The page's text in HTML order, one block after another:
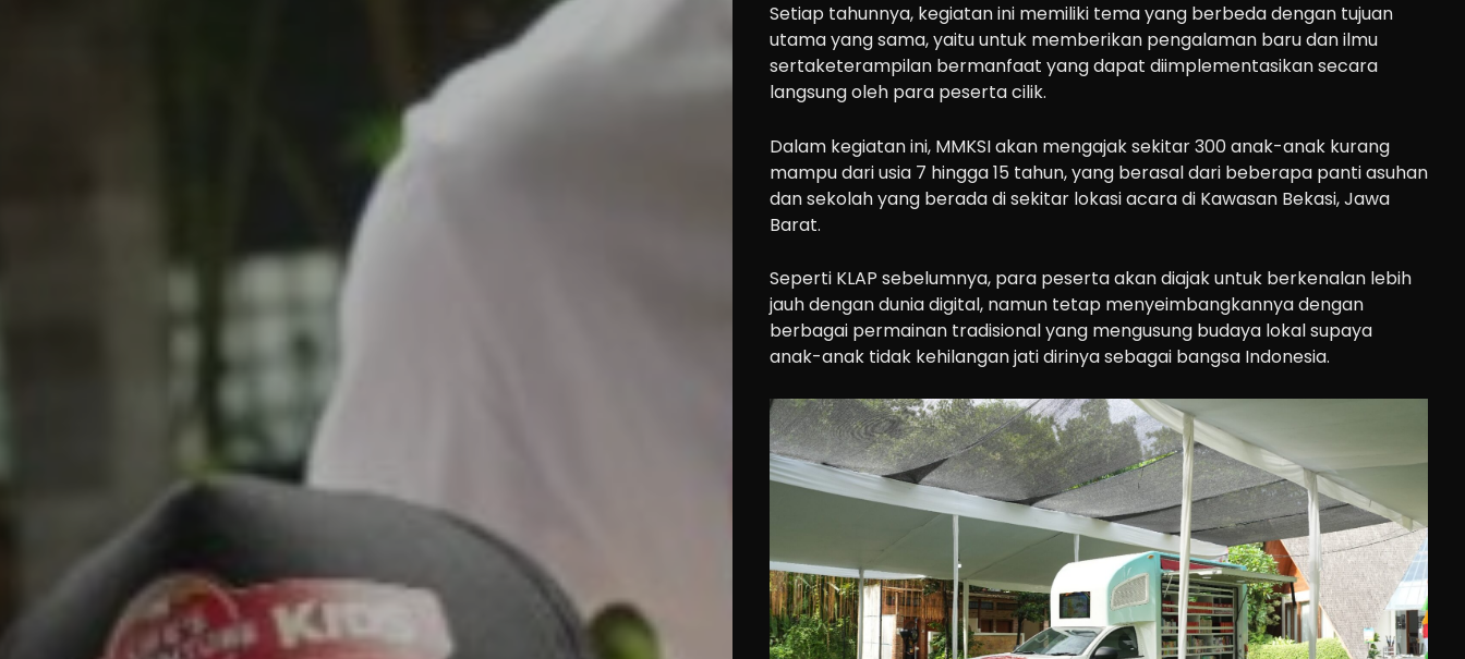
Setiap tahunnya, kegiatan ini memiliki tema yang berbeda dengan tujuan
utama yang sama, yaitu untuk memberikan pengalaman baru dan ilmu
sertaketerampilan bermanfaat yang dapat diimplementasikan secara
langsung oleh para peserta cilik.
Dalam kegiatan ini, MMKSI akan mengajak sekitar 300 anak-anak kurang
mampu dari usia 7 hingga 15 tahun, yang berasal dari beberapa panti asuhan
dan sekolah yang berada di sekitar lokasi acara di Kawasan Bekasi, Jawa
Barat.
Seperti KLAP sebelumnya, para peserta akan diajak untuk berkenalan lebih
jauh dengan dunia digital, namun tetap menyeimbangkannya dengan
berbagai permainan tradisional yang mengusung budaya lokal supaya
anak-anak tidak kehilangan jati dirinya sebagai bangsa Indonesia.